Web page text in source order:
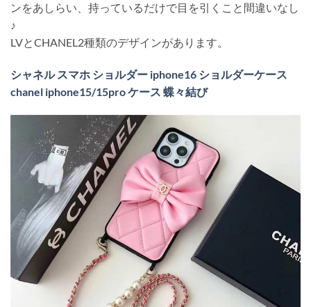
ンをあしらい、持っているだけで目を引くこと間違いなし
♪
LVとCHANEL2種類のデザインがあります。
シャネル スマホ ショルダー iphone16 ショルダーケース
chanel iphone15/15pro ケース 蝶々結び